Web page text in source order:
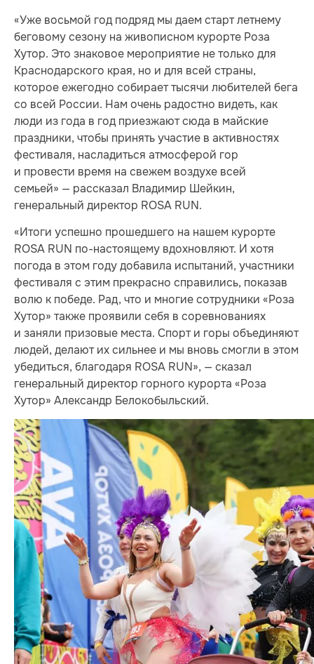
«Уже восьмой год подряд мы даем старт летнему
беговому сезону на живописном курорте Роза
Хутор. Это знаковое мероприятие не только для
Краснодарского края, но и для всей страны,
которое ежегодно собирает тысячи любителей бега
со всей России. Нам очень радостно видеть, как
люди из года в год приезжают сюда в майские
праздники, чтобы принять участие в активностях
фестиваля, насладиться атмосферой гор
и провести время на свежем воздухе всей
семьей» — рассказал Владимир Шейкин,
генеральный директор ROSA RUN.
«Итоги успешно прошедшего на нашем курорте
ROSA RUN по-настоящему вдохновляют. И хотя
погода в этом году добавила испытаний, участники
фестиваля с этим прекрасно справились, показав
волю к победе. Рад, что и многие сотрудники «Роза
Хутор» также проявили себя в соревнованиях
и заняли призовые места. Спорт и горы объединяют
людей, делают их сильнее и мы вновь смогли в этом
убедиться, благодаря ROSA RUN», — сказал
генеральный директор горного курорта «Роза
Хутор» Александр Белокобыльский.